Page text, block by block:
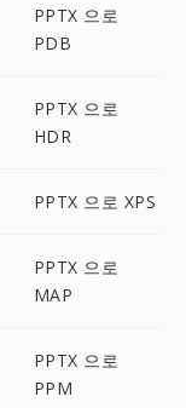
PPTX 으로
PDB
PPTX 으로
HDR
PPTX 으로 XPS
PPTX 으로
MAP
PPTX 으로
PPM